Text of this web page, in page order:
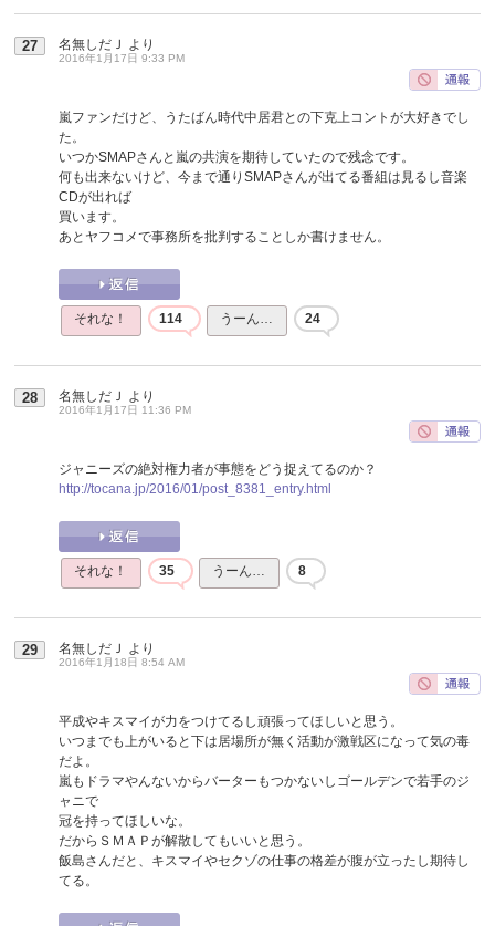
27 名無しだＪ より
2016年1月17日 9:33 PM
嵐ファンだけど、うたばん時代中居君との下克上コントが大好きでし
た。
いつかSMAPさんと嵐の共演を期待していたので残念です。
何も出来ないけど、今まで通りSMAPさんが出てる番組は見るし音楽
CDが出れば
買います。
あとヤフコメで事務所を批判することしか書けません。
それな！ 114 うーん… 24
28 名無しだＪ より
2016年1月17日 11:36 PM
ジャニーズの絶対権力者が事態をどう捉えてるのか？
http://tocana.jp/2016/01/post_8381_entry.html
それな！ 35 うーん… 8
29 名無しだＪ より
2016年1月18日 8:54 AM
平成やキスマイが力をつけてるし頑張ってほしいと思う。
いつまでも上がいると下は居場所が無く活動が激戦区になって気の毒
だよ。
嵐もドラマやんないからバーターもつかないしゴールデンで若手のジ
ャニで
冠を持ってほしいな。
だからＳＭＡＰが解散してもいいと思う。
飯島さんだと、キスマイやセクゾの仕事の格差が腹が立ったし期待し
てる。